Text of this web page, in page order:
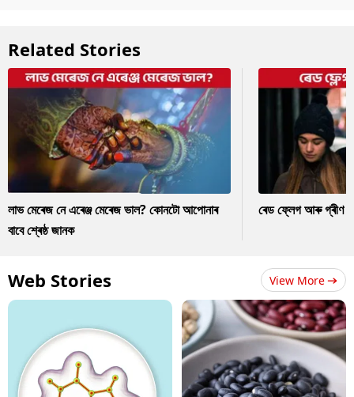
Related Stories
লাভ মেৰেজ নে এৰেঞ্জ মেৰেজ ভাল? কোনটো আপোনাৰ
বাবে শ্ৰেষ্ঠ জানক
ৰেড ফ্লেগ আৰু গ্ৰীণ
Web Stories View More